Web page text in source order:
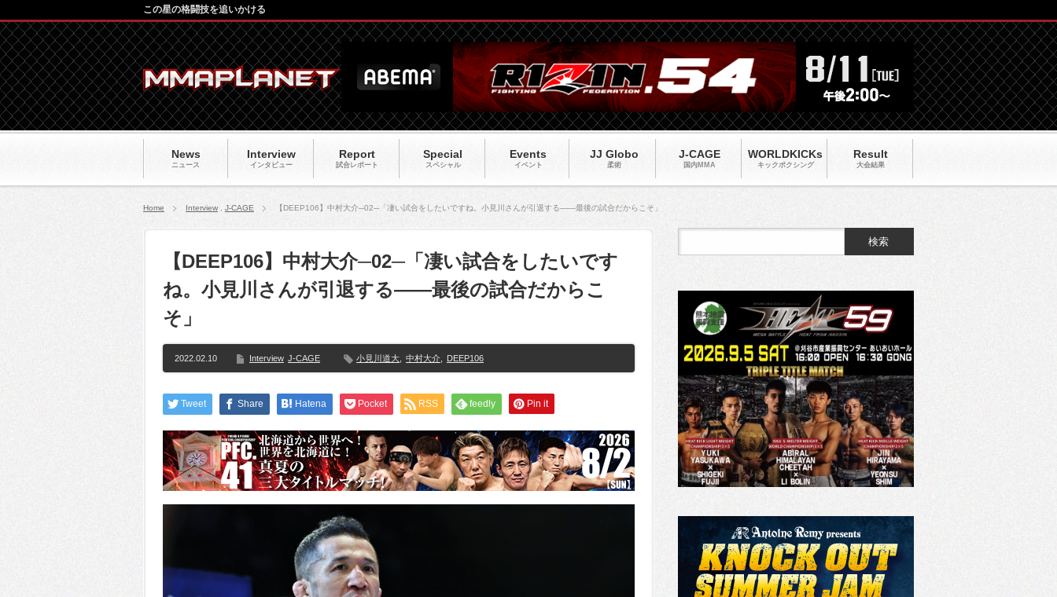
News
ニュース
Interview
インタビュー
Report
試合レポート
Special
スペシャル
Events
イベント
JJ Globo
柔術
J-CAGE
国内MMA
WORLDKICKs
キックポクシング
Result
大会結果
この星の格闘技を追いかける
Home Interview J-CAGE 【DEEP106】中村大介─02─「凄い試合をしたいですね。小見川さんが引退する――最後の試合だからこそ」
【DEEP106】中村大介─02─「凄い試合をしたいです
ね。小見川さんが引退する――最後の試合だからこ
そ」
2022.02.10 Interview J-CAGE 小見川道大 中村大介 DEEP106
Tweet Share Hatena Pocket RSS feedly Pin it